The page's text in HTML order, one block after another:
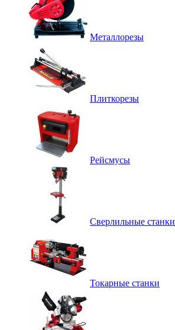
Металлорезы
Плиткорезы
Рейсмусы
Сверлильные станки
Токарные станки